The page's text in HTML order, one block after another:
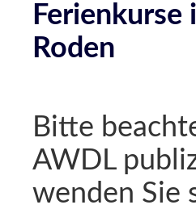
Ferienkurse
Roden
Bitte
AWDL
wenden Sie